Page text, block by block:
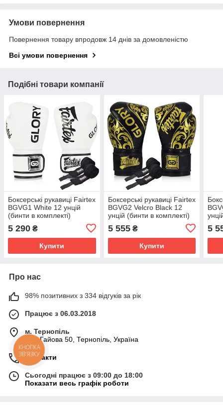
Умови повернення
Повернення товару впродовж 14 днів за домовленістю
Всі умови повернення
Подібні товари компанії
Боксерські рукавиці Fairtex
BGVG1 White 12 унцій
(бинти в комплекті)
5 290 ₴
Купити
Боксерські рукавиці Fairtex
BGVG2 Velcro Black 12
унцій (бинти в комплекті)
5 555₴
Купити
5
Про нас
98% позитивних з 334 відгуків за рік
Працює з 06.03.2018
м. Тернопіль
вул. Гайова 50, Тернопіль, Україна
Контакти
Сьогодні працює з 09:00 до 18:00
Показати весь графік роботи
КНОПКА
ЗВ'ЯЗКУ